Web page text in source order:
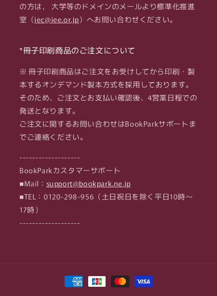
の方は， 大学等のドメインのメールより標準化推進
室（iec@iee.or.jp）へお問い合わせください。
*冊子印刷商品のご注文について
※ 冊子印刷商品はご注文をお受けしてから印刷・製
本するオンデマンド製本方式を採用しております。
そのため、ご注文とお支払い確認後、4営業日程での
発送となります。
ご注文に関するお問い合わせはBookParkサポートま
でご連絡ください。
-------------------
BookParkカスタマーサポート
■Mail： support@bookpark.ne.jp
■TEL：0120-298-956（土日祝日を除く平日10時～
17時）
-------------------
決
済